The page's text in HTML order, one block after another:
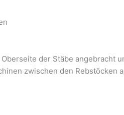
der Stäbe angebracht
zwischen den Rebstöcken